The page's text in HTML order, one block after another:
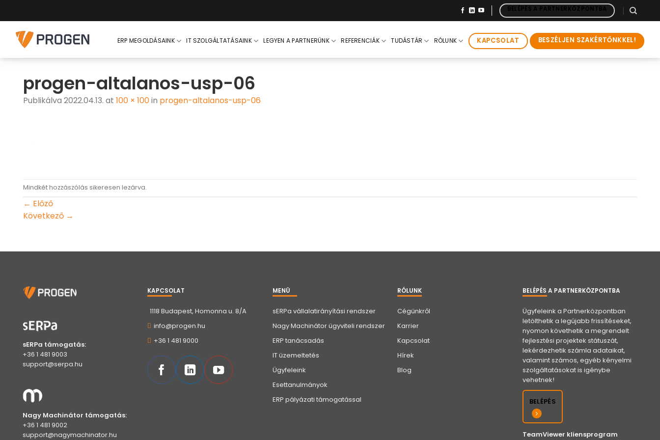
content
BELÉPÉS A PARTNERKÖZPONTBA
ERP MEGOLDÁSAINK IT SZOLGÁLTATÁSAINK LEGYEN A PARTNERÜNK REFERENCIÁK TUDÁSTÁR RÓLUNK KAPCSOLAT BESZÉLJEN SZAKÉRTŐNKKEL!
progen-altalanos-usp-06
Publikálva 2022.04.13. at 100 × 100in progen-altalanos-usp-06
Mindkét hozzászólás sikeresen lezárva.
← Előző
Következő →
sERPa támogatás:
+36 1 481 9003
support@serpa.hu
Nagy Machinátor támogatás:
+36 1 481 9002
support@nagymachinator.hu
KAPCSOLAT
1118 Budapest, Homonna u. 8/A
info@progen.hu
+36 1 481 9000
MENÜ
sERPa vállalatirányítási rendszer
Nagy Machinátor ügyviteli rendszer
ERP tanácsadás
IT üzemeltetés
Ügyfeleink
Esettanulmányok
ERP pályázati támogatással
RÓLUNK
Cégünkről
Karrier
Kapcsolat
Hírek
Blog
BELÉPÉS A PARTNERKÖZPONTBA
Ügyfeleink a Partnerközpontban
letölthetik a legújabb frissítéseket,
nyomon követhetik a megrendelt
fejlesztési projektek státuszát,
lekérdezhetik számla adataikat,
valamint számos, egyéb kényelmi
szolgáltatásokat is igénybe
vehetnek!
BELÉPÉS
TeamViewer kliensprogram